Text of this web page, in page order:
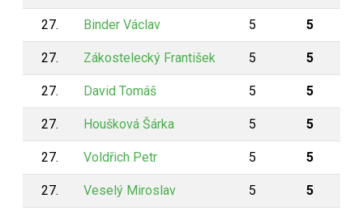
27. Binder Václav 5 5
27. Zákostelecký František 5 5
27. David Tomáš 5 5
27. Houšková Šárka 5 5
27. Voldřich Petr 5 5
27. Veselý Miroslav 5 5